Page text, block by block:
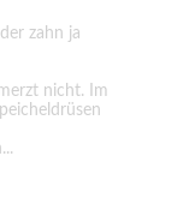
zahn ja
nicht. Im